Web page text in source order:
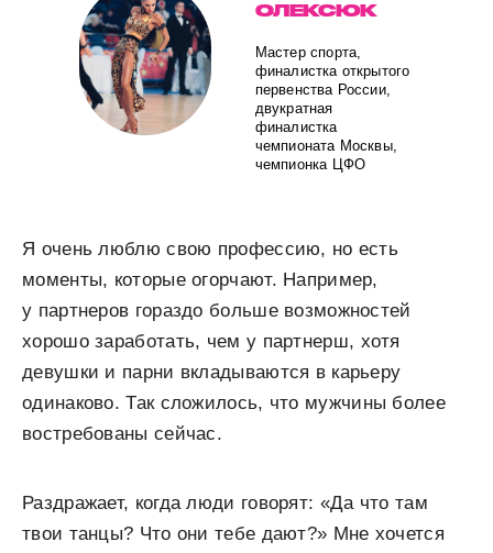
ОЛЕКСЮК
Мастер спорта,
финалистка открытого
первенства России,
двукратная
финалистка
чемпионата Москвы,
чемпионка ЦФО
Я очень люблю свою профессию, но есть
моменты, которые огорчают. Например,
у партнеров гораздо больше возможностей
хорошо заработать, чем у партнерш, хотя
девушки и парни вкладываются в карьеру
одинаково. Так сложилось, что мужчины более
востребованы сейчас.
Раздражает, когда люди говорят: «Да что там
твои танцы? Что они тебе дают?» Мне хочется